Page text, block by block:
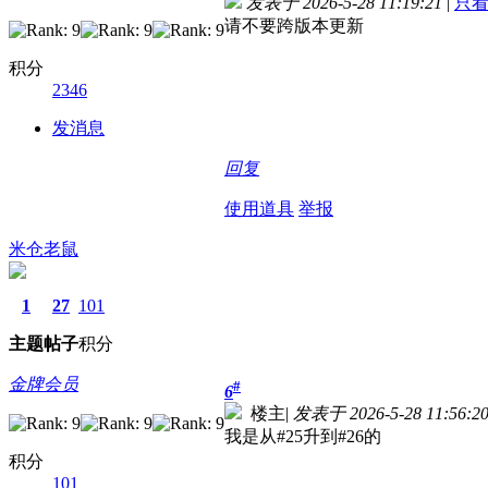
积分
2346
发消息
请不要跨版本更新
回复
使用道具 举报
米仓老鼠
1
主题
27
帖子
101
积分
金牌会员
积分
101
6#
楼主| 发表于 2026-5-28 11:56:20
我是从#25升到#26的